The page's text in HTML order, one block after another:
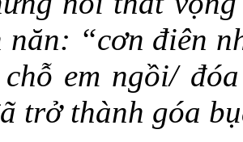
“cơn điên
em ngồi/
trở thành góa